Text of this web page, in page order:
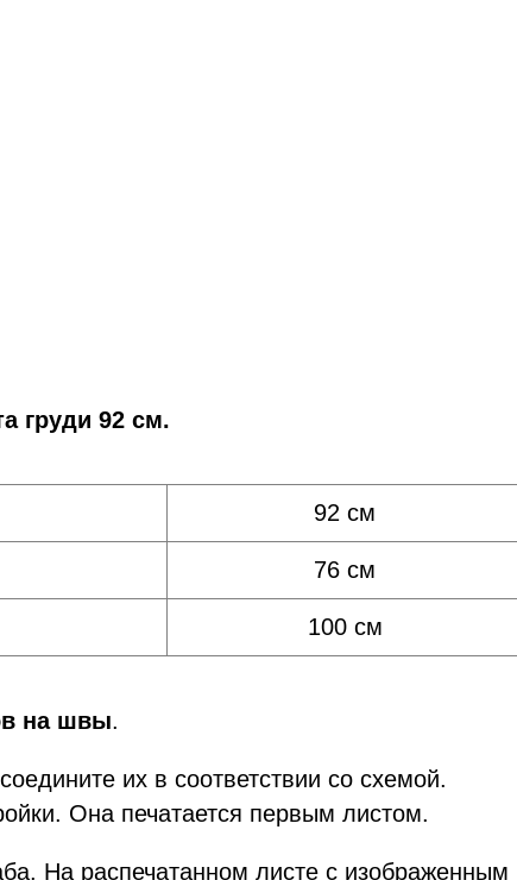
груди 92 см.
92 см
76 см
100 см
на швы.
их в соответствии со схемой.
Она печатается первым листом.
На распечатанном листе с изображенным